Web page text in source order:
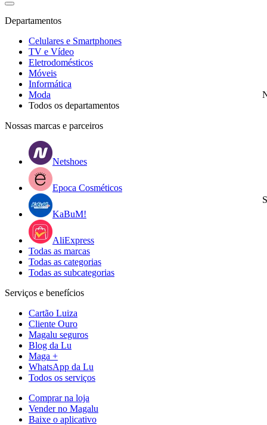
Departamentos
Celulares e Smartphones
TV e Vídeo
Eletrodomésticos
Móveis
Informática
Moda
Todos os departamentos
Nossas marcas e parceiros
Netshoes
Epoca Cosméticos
KaBuM!
AliExpress
Todas as marcas
Todas as categorias
Todas as subcategorias
Serviços e benefícios
Cartão Luiza
Cliente Ouro
Magalu seguros
Blog da Lu
Maga +
WhatsApp da Lu
Todos os serviços
Comprar na loja
Vender no Magalu
Baixe o aplicativo